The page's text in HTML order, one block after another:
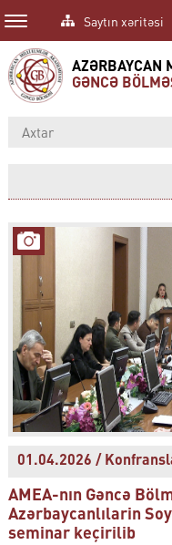
Saytın xəritəsi
AZƏRBAYCAN
GƏNCƏ
01.04.2026 /
AMEA-nın Gəncə
Azərbaycanlılarin
seminar keçirilib